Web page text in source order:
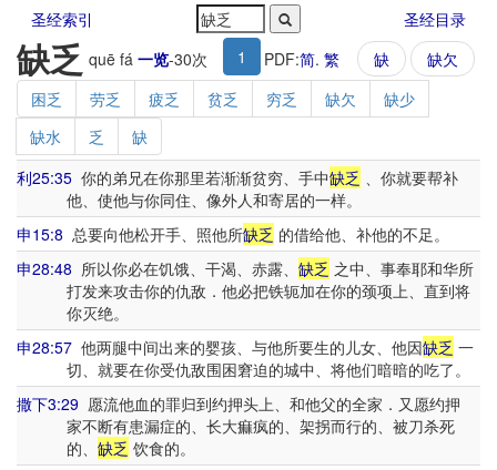
圣经索引 圣经目录
缺乏 quē fá 一览-30次 1 PDF:简. 繁 缺
缺欠
困乏
劳乏 疲乏 贫乏 穷乏 缺欠
缺少
缺水
乏
缺
利25:35 你的弟兄在你那里若渐渐贫穷、手中缺乏 、你就要帮补
他、使他与你同住、像外人和寄居的一样。
申15:8 总要向他松开手、照他所缺乏 的借给他、补他的不足。
申28:48 所以你必在饥饿、干渴、赤露、 缺乏 之中、事奉耶和华所
打发来攻击你的仇敌．他必把铁轭加在你的颈项上、直到将
你灭绝。
申28:57 他两腿中间出来的婴孩、与他所要生的儿女、他因缺乏 一
切、就要在你受仇敌围困窘迫的城中、将他们暗暗的吃了。
撒下3:29 愿流他血的罪归到约押头上、和他父的全家．又愿约押
家不断有患漏症的、长大痲疯的、架拐而行的、被刀杀死
的、 缺乏 饮食的。